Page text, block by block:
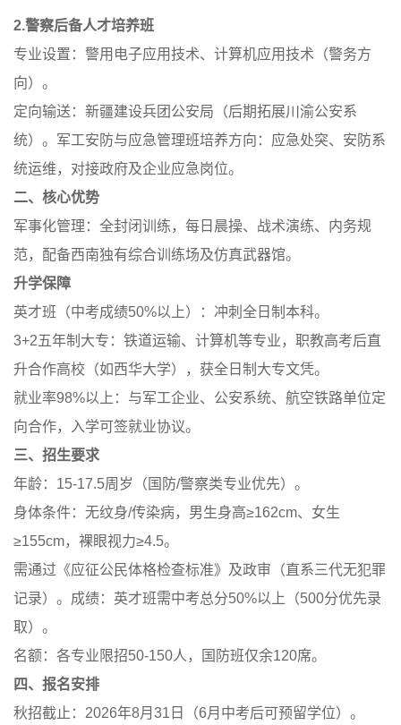
2.警察后备人才培养班
专业设置：警用电子应用技术、计算机应用技术（警务方
向）。
定向输送：新疆建设兵团公安局（后期拓展川渝公安系
统）。军工安防与应急管理班培养方向：应急处突、安防系
统运维，对接政府及企业应急岗位。
二、核心优势
军事化管理：全封闭训练，每日晨操、战术演练、内务规
范，配备西南独有综合训练场及仿真武器馆。
升学保障
英才班（中考成绩50%以上）：冲刺全日制本科。
3+2五年制大专：铁道运输、计算机等专业，职教高考后直
升合作高校（如西华大学），获全日制大专文凭。
就业率98%以上：与军工企业、公安系统、航空铁路单位定
向合作，入学可签就业协议。
三、招生要求
年龄：15-17.5周岁（国防/警察类专业优先）。
身体条件：无纹身/传染病，男生身高≥162cm、女生
≥155cm，裸眼视力≥4.5。
需通过《应征公民体格检查标准》及政审（直系三代无犯罪
记录）。成绩：英才班需中考总分50%以上（500分优先录
取）。
名额：各专业限招50-150人，国防班仅余120席。
四、报名安排
秋招截止：2026年8月31日（6月中考后可预留学位）。